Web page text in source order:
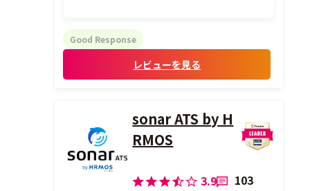
「本人入力→上長承認→再度本人へ戻す」
といった複雑な経路をシステム上で再現で
Good Response
レビューを見る
sonar ATS by H
RMOS
3.9 103